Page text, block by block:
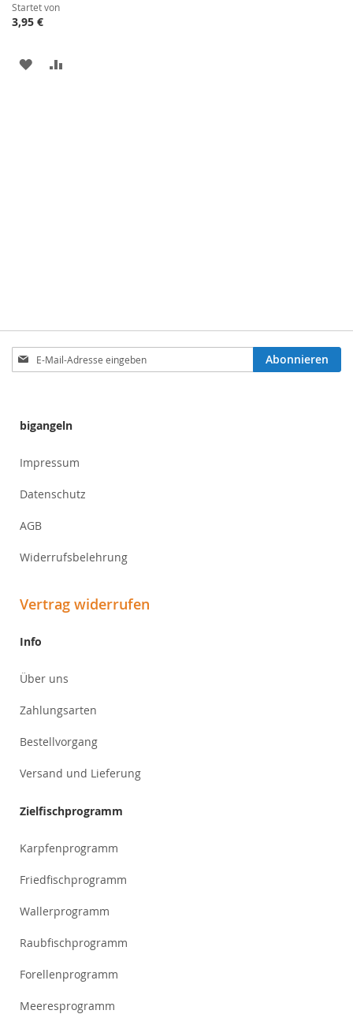
Startet von
3,95 €
ZUR
Anmeldung
zum
Abonnieren
bigangeln
Impressum
Datenschutz
AGB
Widerrufsbelehrung
Vertrag widerrufen
Info
Über uns
Zahlungsarten
Bestellvorgang
Versand und Lieferung
Zielfischprogramm
Karpfenprogramm
Friedfischprogramm
Wallerprogramm
Raubfischprogramm
Forellenprogramm
Meeresprogramm